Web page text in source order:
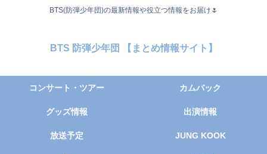
BTS(防弾少年団)の最新情報や役立つ情報をお届け🌷
BTS 防弾少年団 【まとめ情報サイト】
コンサート・ツアー カムバック
グッズ情報 出演情報
放送予定 JUNG KOOK